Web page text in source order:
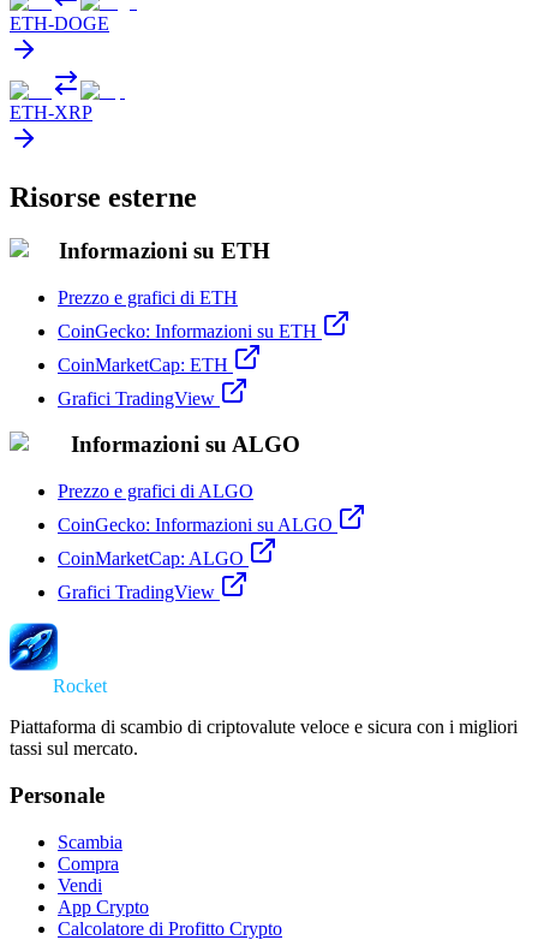
ETH-DOGE
ETH-XRP
Risorse esterne
Informazioni su ETH
Prezzo e grafici di ETH
CoinGecko: Informazioni su ETH
CoinMarketCap: ETH
Grafici TradingView
Informazioni su ALGO
Prezzo e grafici di ALGO
CoinGecko: Informazioni su ALGO
CoinMarketCap: ALGO
Grafici TradingView
Rocket
Piattaforma di scambio di criptovalute veloce e sicura con i migliori
tassi sul mercato.
Personale
Scambia
Compra
Vendi
App Crypto
Calcolatore di Profitto Crypto